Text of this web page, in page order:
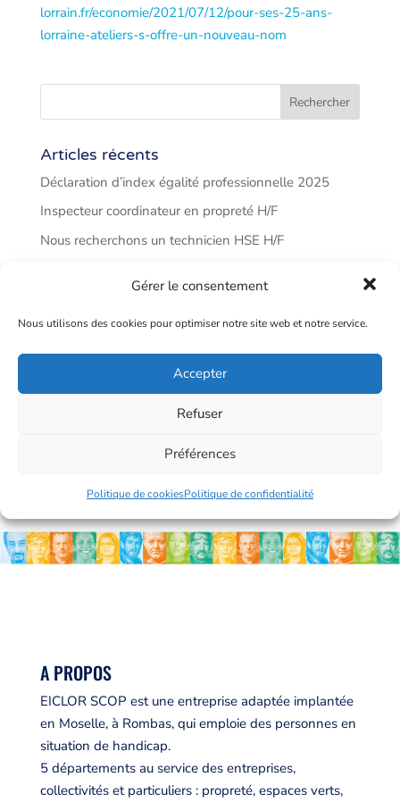
Gérer le consentement
Nous utilisons des cookies pour optimiser notre site web et notre service.
Accepter
Refuser
Préférences
Politique de cookiesPolitique de confidentialité
lorrain.fr/economie/2021/07/12/pour-ses-25-ans-
lorraine-ateliers-s-offre-un-nouveau-nom
Articles récents
Déclaration d’index égalité professionnelle 2025
Inspecteur coordinateur en propreté H/F
Nous recherchons un technicien HSE H/F
A PROPOS
EICLOR SCOP est une entreprise adaptée implantée
en Moselle, à Rombas, qui emploie des personnes en
situation de handicap.
5 départements au service des entreprises,
collectivités et particuliers : propreté, espaces verts,